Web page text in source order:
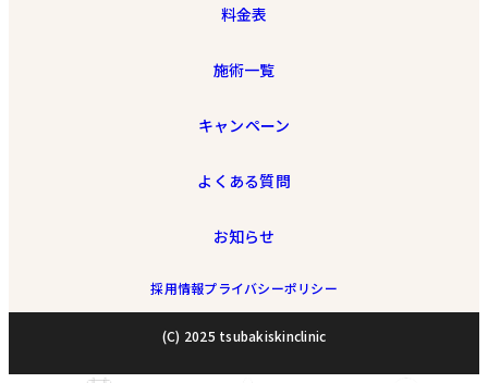
料金表
施術一覧
キャンペーン
よくある質問
お知らせ
採用情報プライバシーポリシー
(C) 2025 tsubakiskinclinic